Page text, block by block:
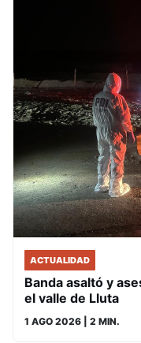
ACTUALIDAD
Banda asaltó y
el valle de Lluta
1 AGO 2026 | 2 MIN.